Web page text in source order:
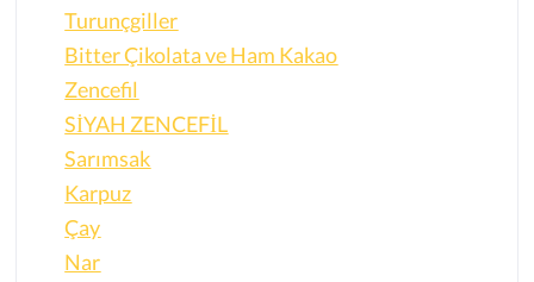
Turunçgiller
Bitter Çikolata ve Ham Kakao
Zencefil
SİYAH ZENCEFİL
Sarımsak
Karpuz
Çay
Nar